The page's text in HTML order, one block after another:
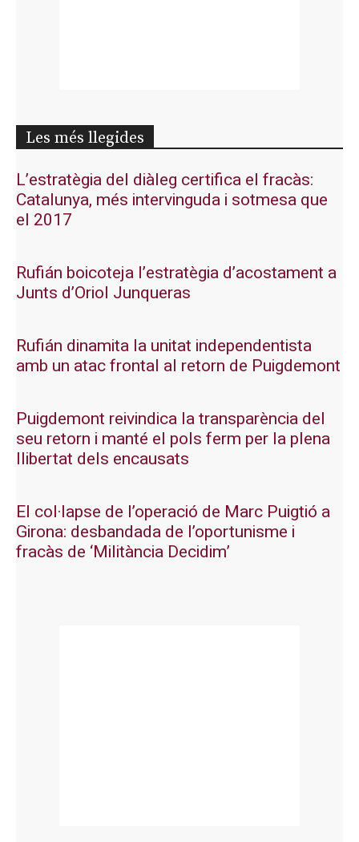
Les més llegides
L’estratègia del diàleg certifica el fracàs:
Catalunya, més intervinguda i sotmesa que
el 2017
Rufián boicoteja l’estratègia d’acostament a
Junts d’Oriol Junqueras
Rufián dinamita la unitat independentista
amb un atac frontal al retorn de Puigdemont
Puigdemont reivindica la transparència del
seu retorn i manté el pols ferm per la plena
llibertat dels encausats
El col·lapse de l’operació de Marc Puigtió a
Girona: desbandada de l’oportunisme i
fracàs de ‘Militància Decidim’